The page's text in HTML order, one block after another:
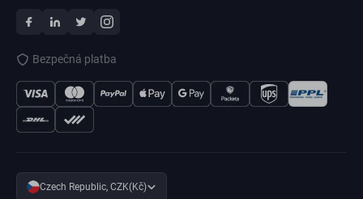
Bezpečná platba
Czech Republic, CZK(Kč)